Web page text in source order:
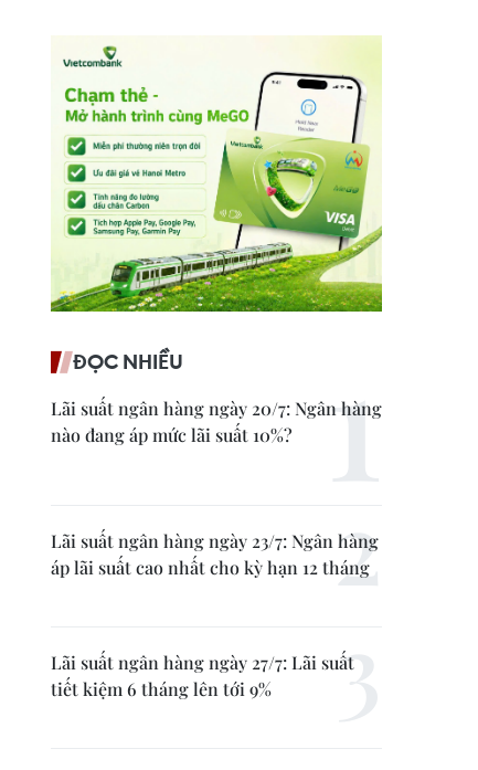
ĐỌC NHIỀU
Lãi suất ngân hàng ngày 20/7: Ngân hàng
nào đang áp mức lãi suất 10%?
Lãi suất ngân hàng ngày 23/7: Ngân hàng
áp lãi suất cao nhất cho kỳ hạn 12 tháng
Lãi suất ngân hàng ngày 27/7: Lãi suất
tiết kiệm 6 tháng lên tới 9%